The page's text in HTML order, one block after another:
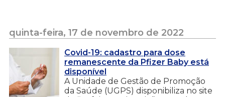
quinta-feira, 17 de novembro de 2022
Covid-19: cadastro para dose
remanescente da Pfizer Baby está
disponível
A Unidade de Gestão de Promoção
da Saúde (UGPS) disponibiliza no site